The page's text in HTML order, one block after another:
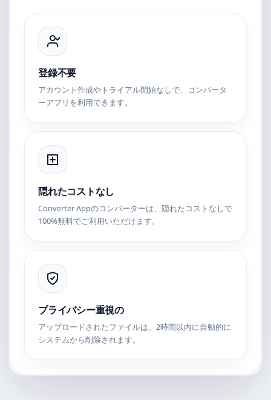
登録不要
アカウント作成やトライアル開始なしで、コンバータ
ーアプリを利用できます。
隠れたコストなし
Converter Appのコンバーターは、隠れたコストなしで
100%無料でご利用いただけます。
プライバシー重視の
アップロードされたファイルは、2時間以内に自動的に
システムから削除されます。